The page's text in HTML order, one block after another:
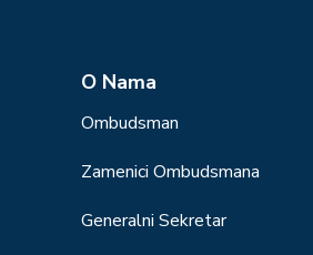
О Nama
Ombudsman
Zamenici Ombudsmana
Generalni Sekretar